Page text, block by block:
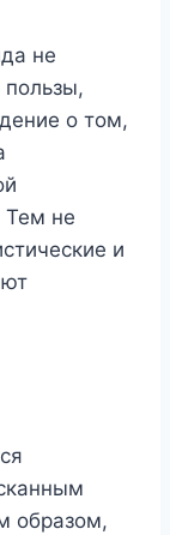
не
пользы,
о том,
Тем не
и
образом,